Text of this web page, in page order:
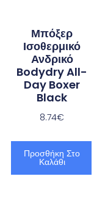
Μπόξερ
Ισοθερμικό
Ανδρικό
Bodydry All-
Day Boxer
Black
8.74€
Προσθήκη Στο
Καλάθι